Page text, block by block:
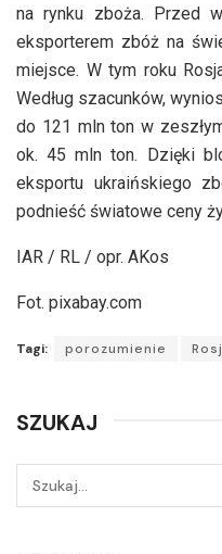
na rynku zboża. Przed
eksporterem zbóż na
miejsce. W tym roku
Według szacunków,
do 121 mln ton w
ok. 45 mln ton. Dzięki
eksportu ukraińskiego
podnieść światowe ceny
IAR / RL / opr. AKos
Fot. pixabay.com
Tagi: porozumienie
SZUKAJ